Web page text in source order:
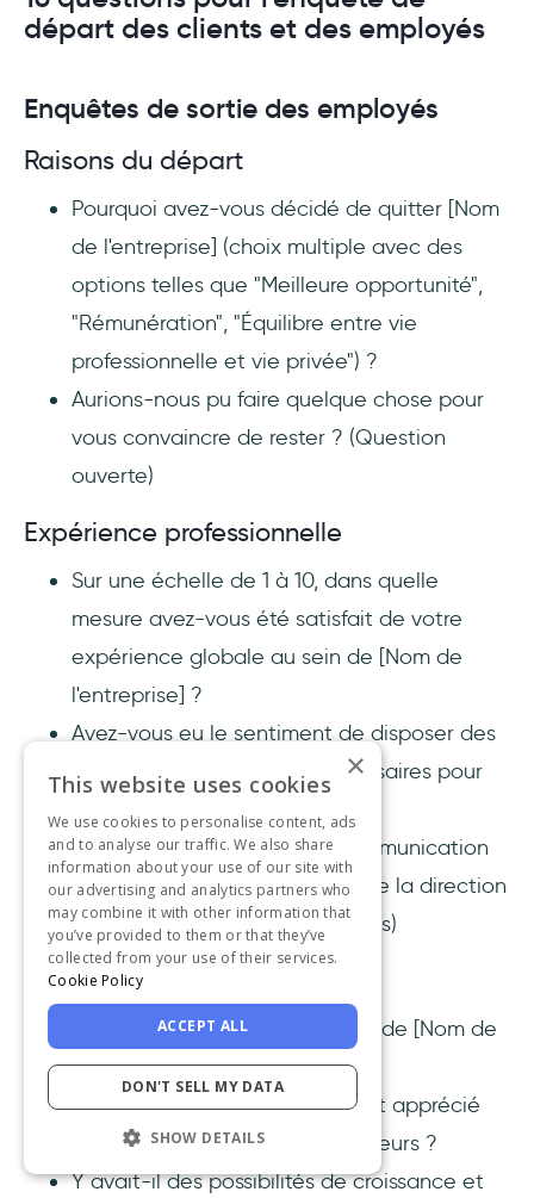
départ des clients et des employés
Enquêtes de sortie des employés
Raisons du départ
Pourquoi avez-vous décidé de quitter [Nom
de l'entreprise] (choix multiple avec des
options telles que "Meilleure opportunité",
"Rémunération", "Équilibre entre vie
professionnelle et vie privée") ?
Aurions-nous pu faire quelque chose pour
vous convaincre de rester ? (Question
ouverte)
Expérience professionnelle
Sur une échelle de 1 à 10, dans quelle
mesure avez-vous été satisfait de votre
expérience globale au sein de [Nom de
l'entreprise] ?
Avez-vous eu le sentiment de disposer des
ressources et du soutien nécessaires pour
réussir dans votre fonction ?
Comment évaluez-vous la communication
et la transparence de la part de la direction
? (Échelle ou questions ouvertes)
Culture d'entreprise
Décrivez la culture d'entreprise de [Nom de
l'entreprise] en 3 mots.
Vous êtes-vous senti valorisé et apprécié
par vos collègues et vos supérieurs ?
Y avait-il des possibilités de croissance et
×
This website uses cookies
We use cookies to personalise content, ads
and to analyse our traffic. We also share
information about your use of our site with
our advertising and analytics partners who
may combine it with other information that
you’ve provided to them or that they’ve
collected from your use of their services.
Cookie Policy
ACCEPT ALL
DON'T SELL MY DATA
SHOW DETAILS